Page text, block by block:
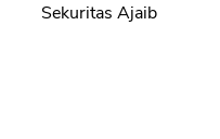
Sekuritas Ajaib